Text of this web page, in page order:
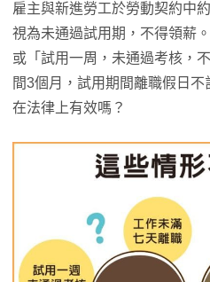
雇主與新進勞工於勞動契約中
視為未通過試用期，不得領薪
或「試用一周，未通過考核，
間3個月，試用期間離職假日不
在法律上有效嗎？